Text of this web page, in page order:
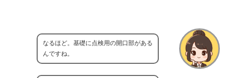
なるほど。基礎に点検用の開口部がある
んですね。